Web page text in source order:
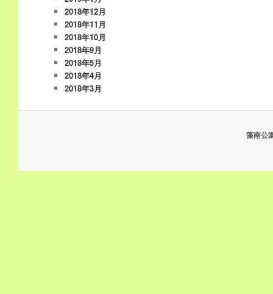
2018年12月
2018年11月
2018年10月
2018年9月
2018年5月
2018年4月
2018年3月
藻南公